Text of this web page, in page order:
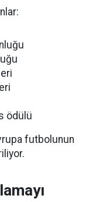
ödülü
futbolunun